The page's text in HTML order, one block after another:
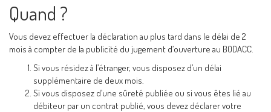
Quand ?
Vous devez effectuer la déclaration au plus tard dans le délai de 2
mois à compter de la publicité du jugement d’ouverture au BODACC.
Si vous résidez à l’étranger, vous disposez d’un délai
supplémentaire de deux mois.
Si vous disposez d’une sûreté publiée ou si vous êtes lié au
débiteur par un contrat publié, vous devez déclarer votre